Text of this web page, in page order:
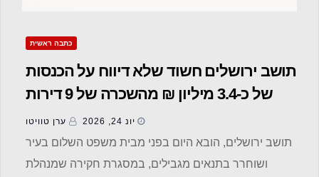
כתבה ראשית
תושב ירושלים חשוד שלא דיווח על הכנסות
של כ-3.4 מיליון ₪ מהשכרה של 9 דירות
יונ 24, 2026 ערן טוויטו
תושב ירושלים, הובא היום בפני מבית משפט השלום בעיר
ושוחרר בתנאים מגבילים, במסגרת חקירה שמנהלת